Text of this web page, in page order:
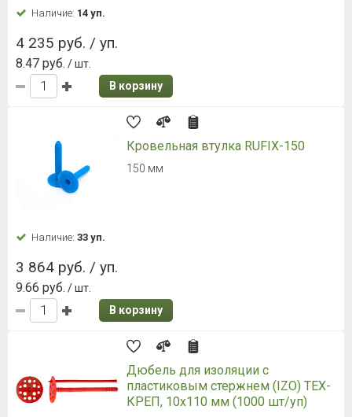
Наличие: 14 уп.
4 235 руб. / уп.
8.47 руб. / шт.
В корзину
Кровельная втулка RUFIX-150
150 мм
Наличие: 33 уп.
3 864 руб. / уп.
9.66 руб. / шт.
В корзину
Дюбель для изоляции с
пластиковым стержнем (IZO) ТЕХ-
КРЕП, 10х110 мм (1000 шт/уп)